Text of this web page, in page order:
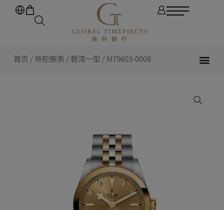
首页 /帝舵腕表 /碧湾一型 / M79603-0008